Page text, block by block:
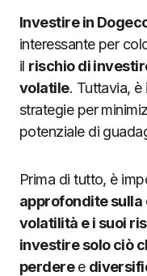
Investire in
interessante per
il rischio di
volatile. Tuttavia, è
strategie per
potenziale di
Prima di tutto, è
approfondite sulla
volatilità e i suoi
investire solo ciò
perderee